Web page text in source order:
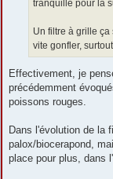
tranquille pour la
Un filtre à grille
vite gonfler,
Effectivement, je
précédemment
poissons rouges.
Dans l'évolution de la
palox/biocerapond,
place pour plus, dans